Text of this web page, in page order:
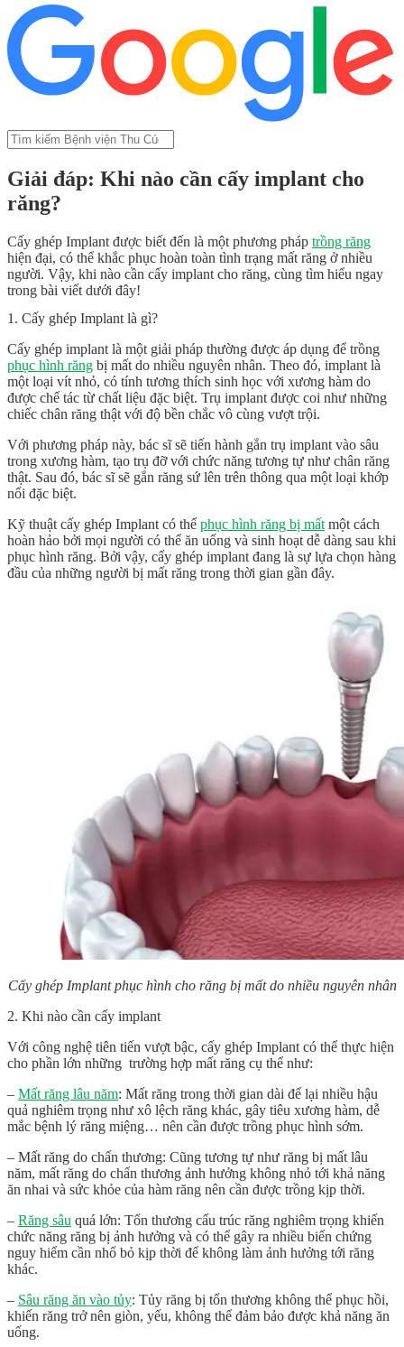
Giải đáp: Khi nào cần cấy implant cho
răng?
Cấy ghép Implant được biết đến là một phương pháp trồng răng
hiện đại, có thể khắc phục hoàn toàn tình trạng mất răng ở nhiều
người. Vậy, khi nào cần cấy implant cho răng, cùng tìm hiểu ngay
trong bài viết dưới đây!
1. Cấy ghép Implant là gì?
Cấy ghép implant là một giải pháp thường được áp dụng để trồng
phục hình răng bị mất do nhiều nguyên nhân. Theo đó, implant là
một loại vít nhỏ, có tính tương thích sinh học với xương hàm do
được chế tác từ chất liệu đặc biệt. Trụ implant được coi như những
chiếc chân răng thật với độ bền chắc vô cùng vượt trội.
Với phương pháp này, bác sĩ sẽ tiến hành gắn trụ implant vào sâu
trong xương hàm, tạo trụ đỡ với chức năng tương tự như chân răng
thật. Sau đó, bác sĩ sẽ gắn răng sứ lên trên thông qua một loại khớp
nối đặc biệt.
Kỹ thuật cấy ghép Implant có thể phục hình răng bị mất một cách
hoàn hảo bởi mọi người có thể ăn uống và sinh hoạt dễ dàng sau khi
phục hình răng. Bởi vậy, cấy ghép implant đang là sự lựa chọn hàng
đầu của những người bị mất răng trong thời gian gần đây.
Cấy ghép Implant phục hình cho răng bị mất do nhiều nguyên nhân
2. Khi nào cần cấy implant
Với công nghệ tiên tiến vượt bậc, cấy ghép Implant có thể thực hiện
cho phần lớn những trường hợp mất răng cụ thể như:
– Mất răng lâu năm: Mất răng trong thời gian dài để lại nhiều hậu
quả nghiêm trọng như xô lệch răng khác, gây tiêu xương hàm, dễ
mắc bệnh lý răng miệng… nên cần được trồng phục hình sớm.
– Mất răng do chấn thương: Cũng tương tự như răng bị mất lâu
năm, mất răng do chấn thương ảnh hưởng không nhỏ tới khả năng
ăn nhai và sức khỏe của hàm răng nên cần được trồng kịp thời.
– Răng sâu quá lớn: Tổn thương cấu trúc răng nghiêm trọng khiến
chức năng răng bị ảnh hưởng và có thể gây ra nhiều biến chứng
nguy hiểm cần nhổ bỏ kịp thời để không làm ảnh hưởng tới răng
khác.
– Sâu răng ăn vào tủy: Tủy răng bị tổn thương không thể phục hồi,
khiến răng trở nên giòn, yếu, không thể đảm bảo được khả năng ăn
uống.